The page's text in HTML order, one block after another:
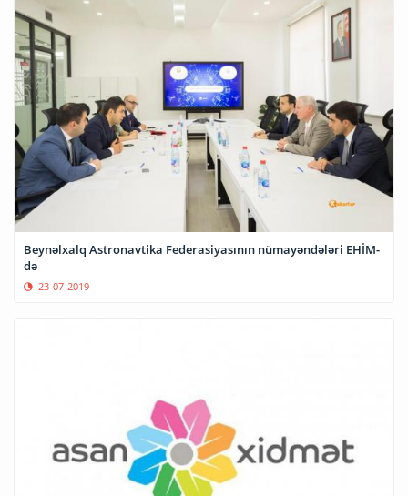
Beynəlxalq Astronavtika Federasiyasının nümayəndələri EHİM-
də
23-07-2019